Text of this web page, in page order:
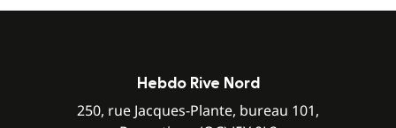
Hebdo Rive Nord
250, rue Jacques-Plante, bureau 101,